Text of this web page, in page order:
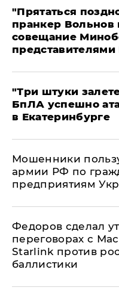
"Прятаться
пранкер Вольнов
совещание
"Три штуки
БпЛА успешно
в Екатеринбурге
Мошенники
армии РФ по
предприятиям
Федоров сделал
переговорах с
Starlink против
баллистики